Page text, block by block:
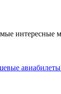
интересные